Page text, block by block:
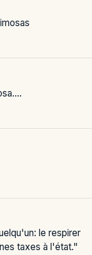
le respirer
taxes à l'état."